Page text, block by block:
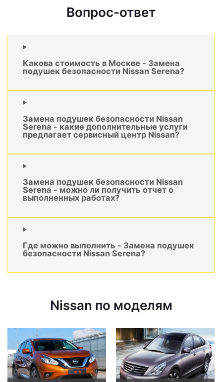
Вопрос-ответ
Какова стоимость в Москве - Замена
подушек безопасности Nissan Serena?
Замена подушек безопасности Nissan
Serena - какие дополнительные услуги
предлагает сервисный центр Nissan?
Замена подушек безопасности Nissan
Serena - можно ли получить отчет о
выполненных работах?
Где можно выполнить - Замена подушек
безопасности Nissan Serena?
Nissan по моделям